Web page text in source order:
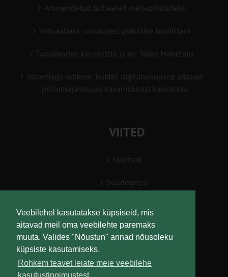
Veebilehel kasutatakse küpsiseid, mis
aitavad meil oma veebilehte paremaks
muuta. Valides "Nõustun" annad nõusoleku
küpsiste kasutamiseks.
Rohkem teavet leiate meie veebilehe
Ammendatud turbaalad marjapõldudeks
Virtuaaltara: unistusest praktilise tööriistani
Turuaiandus kui elustiil ja äri: Väike Mahetalu
Vähemaga rohkem: kuidas digilahendused aitavad
põllumajanduses kasumlikkust kasvatada
VIITED
Uudised
Sündmused
Teabesalv
Liitu uudiskirjaga